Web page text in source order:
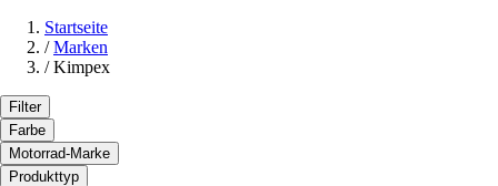
Startseite
/ Marken
/ Kimpex
Filter
Farbe
Motorrad-Marke
Produkttyp